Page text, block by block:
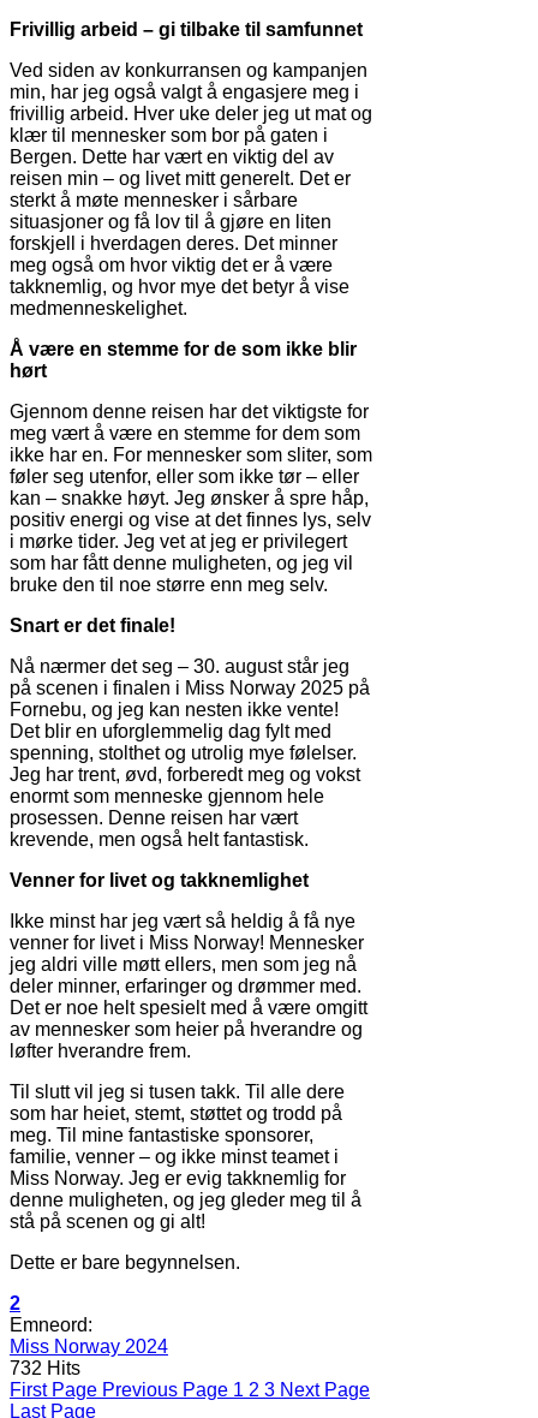
Frivillig arbeid – gi tilbake til samfunnet
Ved siden av konkurransen og kampanjen
min, har jeg også valgt å engasjere meg i
frivillig arbeid. Hver uke deler jeg ut mat og
klær til mennesker som bor på gaten i
Bergen. Dette har vært en viktig del av
reisen min – og livet mitt generelt. Det er
sterkt å møte mennesker i sårbare
situasjoner og få lov til å gjøre en liten
forskjell i hverdagen deres. Det minner
meg også om hvor viktig det er å være
takknemlig, og hvor mye det betyr å vise
medmenneskelighet.
Å være en stemme for de som ikke blir
hørt
Gjennom denne reisen har det viktigste for
meg vært å være en stemme for dem som
ikke har en. For mennesker som sliter, som
føler seg utenfor, eller som ikke tør – eller
kan – snakke høyt. Jeg ønsker å spre håp,
positiv energi og vise at det finnes lys, selv
i mørke tider. Jeg vet at jeg er privilegert
som har fått denne muligheten, og jeg vil
bruke den til noe større enn meg selv.
Snart er det finale!
Nå nærmer det seg – 30. august står jeg
på scenen i finalen i Miss Norway 2025 på
Fornebu, og jeg kan nesten ikke vente!
Det blir en uforglemmelig dag fylt med
spenning, stolthet og utrolig mye følelser.
Jeg har trent, øvd, forberedt meg og vokst
enormt som menneske gjennom hele
prosessen. Denne reisen har vært
krevende, men også helt fantastisk.
Venner for livet og takknemlighet
Ikke minst har jeg vært så heldig å få nye
venner for livet i Miss Norway! Mennesker
jeg aldri ville møtt ellers, men som jeg nå
deler minner, erfaringer og drømmer med.
Det er noe helt spesielt med å være omgitt
av mennesker som heier på hverandre og
løfter hverandre frem.
Til slutt vil jeg si tusen takk. Til alle dere
som har heiet, stemt, støttet og trodd på
meg. Til mine fantastiske sponsorer,
familie, venner – og ikke minst teamet i
Miss Norway. Jeg er evig takknemlig for
denne muligheten, og jeg gleder meg til å
stå på scenen og gi alt!
Dette er bare begynnelsen.
2
Emneord:
Miss Norway 2024
732 Hits
First Page Previous Page 1 2 3 Next Page
Last Page